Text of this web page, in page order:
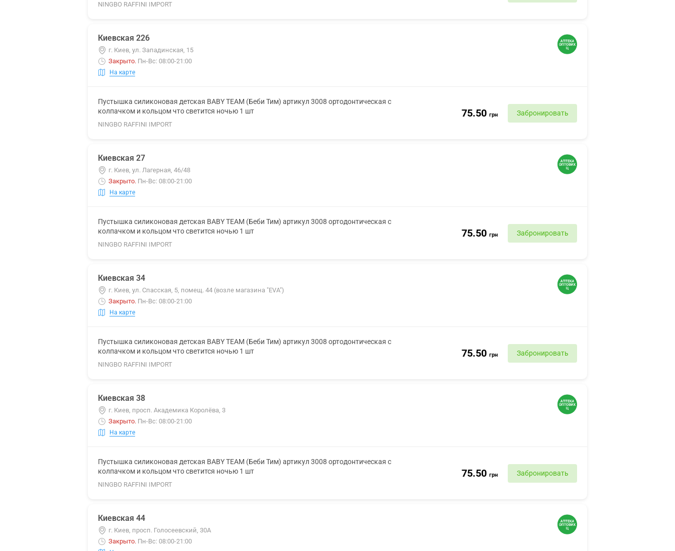
NINGBO RAFFINI IMPORT
Киевская 226
г. Киев, ул. Западинская, 15
Закрыто. Пн-Вс: 08:00-21:00
На карте
Пустышка силиконовая детская BABY TEAM (Беби Тим) артикул 3008 ортодонтическая с
колпачком и кольцом что светится ночью 1 шт
NINGBO RAFFINI IMPORT
75.50 грн Забронировать
Киевская 27
г. Киев, ул. Лагерная, 46/48
Закрыто. Пн-Вс: 08:00-21:00
На карте
Пустышка силиконовая детская BABY TEAM (Беби Тим) артикул 3008 ортодонтическая с
колпачком и кольцом что светится ночью 1 шт
NINGBO RAFFINI IMPORT
75.50 грн Забронировать
Киевская 34
г. Киев, ул. Спасская, 5, помещ. 44 (возле магазина "EVA")
Закрыто. Пн-Вс: 08:00-21:00
На карте
Пустышка силиконовая детская BABY TEAM (Беби Тим) артикул 3008 ортодонтическая с
колпачком и кольцом что светится ночью 1 шт
NINGBO RAFFINI IMPORT
75.50 грн Забронировать
Киевская 38
г. Киев, просп. Академика Королёва, 3
Закрыто. Пн-Вс: 08:00-21:00
На карте
Пустышка силиконовая детская BABY TEAM (Беби Тим) артикул 3008 ортодонтическая с
колпачком и кольцом что светится ночью 1 шт
NINGBO RAFFINI IMPORT
75.50 грн Забронировать
Киевская 44
г. Киев, просп. Голосеевский, 30А
Закрыто. Пн-Вс: 08:00-21:00